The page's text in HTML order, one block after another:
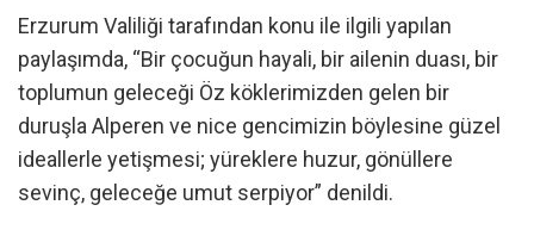
Erzurum Valiliği tarafından konu ile ilgili yapılan
paylaşımda, “Bir çocuğun hayali, bir ailenin duası, bir
toplumun geleceği Öz köklerimizden gelen bir
duruşla Alperen ve nice gencimizin böylesine güzel
ideallerle yetişmesi; yüreklere huzur, gönüllere
sevinç, geleceğe umut serpiyor” denildi.